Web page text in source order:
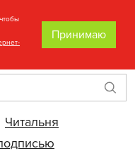
Читальня
Принимаю